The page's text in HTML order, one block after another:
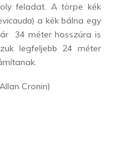
feladat. A törpe kék
) a kék bálna egy
34 méter hosszúra is
legfeljebb 24 méter
Cronin)